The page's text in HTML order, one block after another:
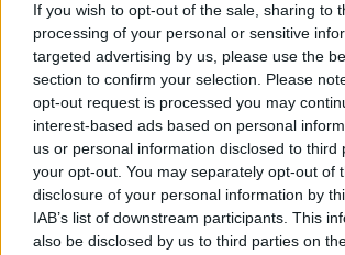
If you wish to opt-out of the sale, sharing to
processing of your personal or sensitive
targeted advertising by us, please use the
section to confirm your selection. Please
opt-out request is processed you may
interest-based ads based on personal
us or personal information disclosed to third
your opt-out. You may separately opt-out of
disclosure of your personal information by
IAB’s list of downstream participants. This
also be disclosed by us to third parties on